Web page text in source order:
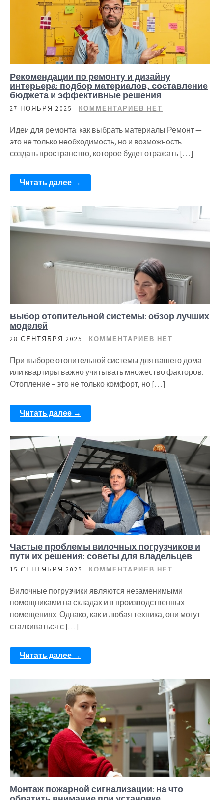
Рекомендации по ремонту и дизайну
интерьера: подбор материалов, составление
бюджета и эффективные решения
27 НОЯБРЯ 2025 КОММЕНТАРИЕВ НЕТ
Идеи для ремонта: как выбрать материалы Ремонт —
это не только необходимость, но и возможность
создать пространство, которое будет отражать […]
Читать далее →
Выбор отопительной системы: обзор лучших
моделей
28 СЕНТЯБРЯ 2025 КОММЕНТАРИЕВ НЕТ
При выборе отопительной системы для вашего дома
или квартиры важно учитывать множество факторов.
Отопление – это не только комфорт, но […]
Читать далее →
Частые проблемы вилочных погрузчиков и
пути их решения: советы для владельцев
15 СЕНТЯБРЯ 2025 КОММЕНТАРИЕВ НЕТ
Вилочные погрузчики являются незаменимыми
помощниками на складах и в производственных
помещениях. Однако, как и любая техника, они могут
сталкиваться с […]
Читать далее →
Монтаж пожарной сигнализации: на что